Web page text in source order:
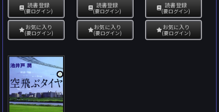
読書登録
(要ログイン)
お気に入り
(要ログイン)
読書登録
(要ログイン)
お気に入り
(要ログイン)
読書登録
(要ログイン)
お気に入り
(要ログイン)